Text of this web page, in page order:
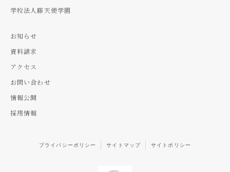
学校法人藤天使学園
お知らせ
資料請求
アクセス
お問い合わせ
情報公開
採用情報
プライバシーポリシー サイトマップ サイトポリシー